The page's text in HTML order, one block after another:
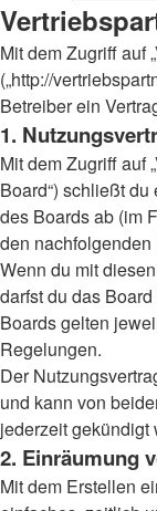
Mit dem Zugriff auf
(„http://
Betreiber ein
1.
Mit dem Zugriff auf
Board“) schließt
des Boards ab (im
den
Wenn du mit
darfst du das
Boards gelten
Regelungen.
Der
und kann von
jederzeit gekündigt
2. Einräumung
Mit dem Erstellen